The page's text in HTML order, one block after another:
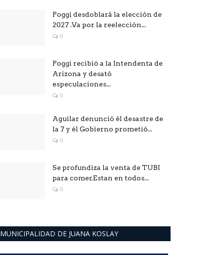
Poggi desdoblará la elección de
2027 .Va por la reelección...
0
Poggi recibió a la Intendenta de
Arizona y desató
especulaciones...
0
Aguilar denunció él desastre de
la 7 y él Gobierno prometió...
0
Se profundiza la venta de TUBI
para comer.Estan en todos...
0
MUNICIPALIDAD DE JUANA KOSLAY